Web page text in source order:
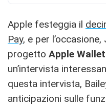
Apple festeggia il
Pay, e per
progetto Apple Wallet
un’intervista
questa intervista,
anticipazioni sulle